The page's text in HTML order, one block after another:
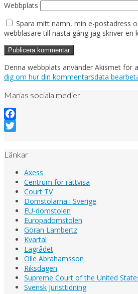
Webbplats
Spara mitt namn, min e-postadress
webbläsare till nästa gång jag skriver en
Denna webbplats använder Akismet för
dig om hur din kommentarsdata
Marias sociala medier
Facebook
Länkar
Axess
Centrum för rättvisa
Court TV
Domstolarna i Sverige
EU-domstolen
Europadomstolen
Göran Lambertz
Kvartal
Lagrådet
Olle Abrahamsson
Riksdagen
Supreme Court of the United
Svensk Juristtidning